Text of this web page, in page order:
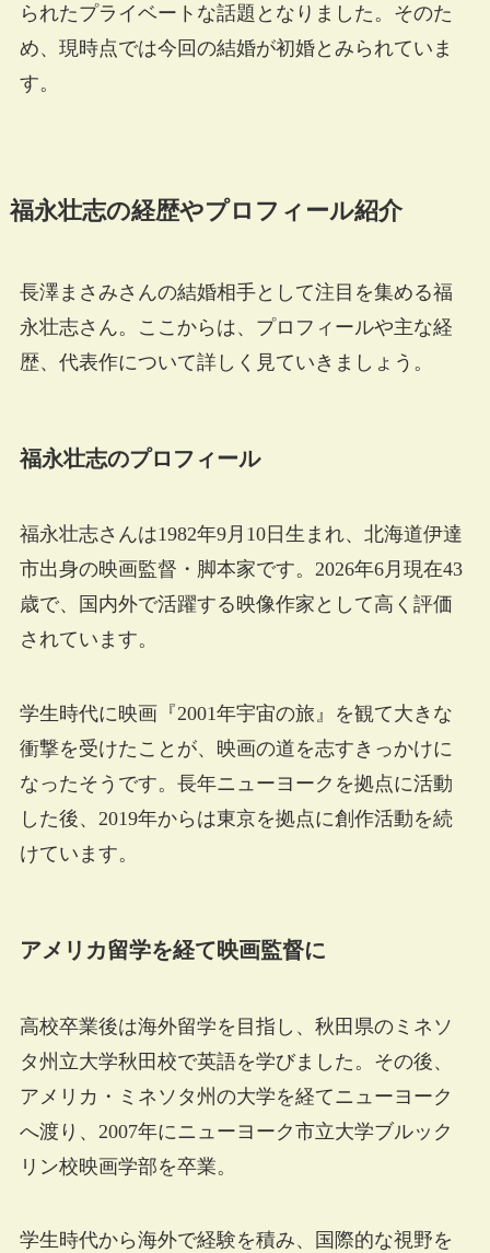
られたプライベートな話題となりました。そのた
め、現時点では今回の結婚が初婚とみられていま
す。
福永壮志の経歴やプロフィール紹介
長澤まさみさんの結婚相手として注目を集める福
永壮志さん。ここからは、プロフィールや主な経
歴、代表作について詳しく見ていきましょう。
福永壮志のプロフィール
福永壮志さんは1982年9月10日生まれ、北海道伊達
市出身の映画監督・脚本家です。2026年6月現在43
歳で、国内外で活躍する映像作家として高く評価
されています。
学生時代に映画『2001年宇宙の旅』を観て大きな
衝撃を受けたことが、映画の道を志すきっかけに
なったそうです。長年ニューヨークを拠点に活動
した後、2019年からは東京を拠点に創作活動を続
けています。
アメリカ留学を経て映画監督に
高校卒業後は海外留学を目指し、秋田県のミネソ
タ州立大学秋田校で英語を学びました。その後、
アメリカ・ミネソタ州の大学を経てニューヨーク
へ渡り、2007年にニューヨーク市立大学ブルック
リン校映画学部を卒業。
学生時代から海外で経験を積み、国際的な視野を